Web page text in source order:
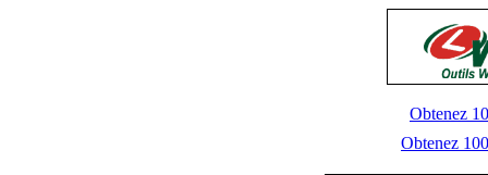
Obtenez
Obtenez